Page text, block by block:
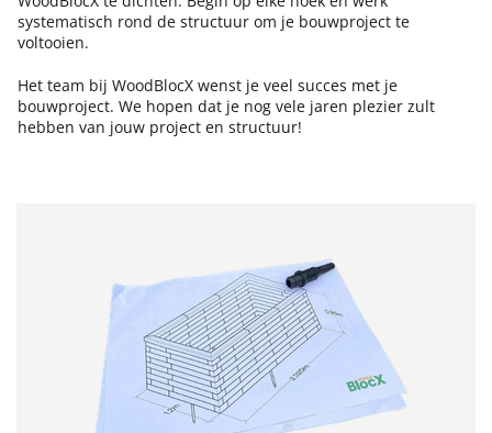
systematisch rond de structuur om je bouwproject te
voltooien.
Het team bij WoodBlocX wenst je veel succes met je
bouwproject. We hopen dat je nog vele jaren plezier zult
hebben van jouw project en structuur!